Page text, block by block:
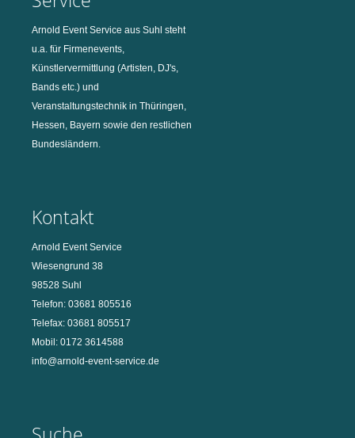
Arnold Event Service aus Suhl steht
u.a. für Firmenevents,
Künstlervermittlung (Artisten, DJ's,
Bands etc.) und
Veranstaltungstechnik in Thüringen,
Hessen, Bayern sowie den restlichen
Bundesländern.
Kontakt
Arnold Event Service
Wiesengrund 38
98528 Suhl
Telefon: 03681 805516
Telefax: 03681 805517
Mobil: 0172 3614588
info@arnold-event-service.de